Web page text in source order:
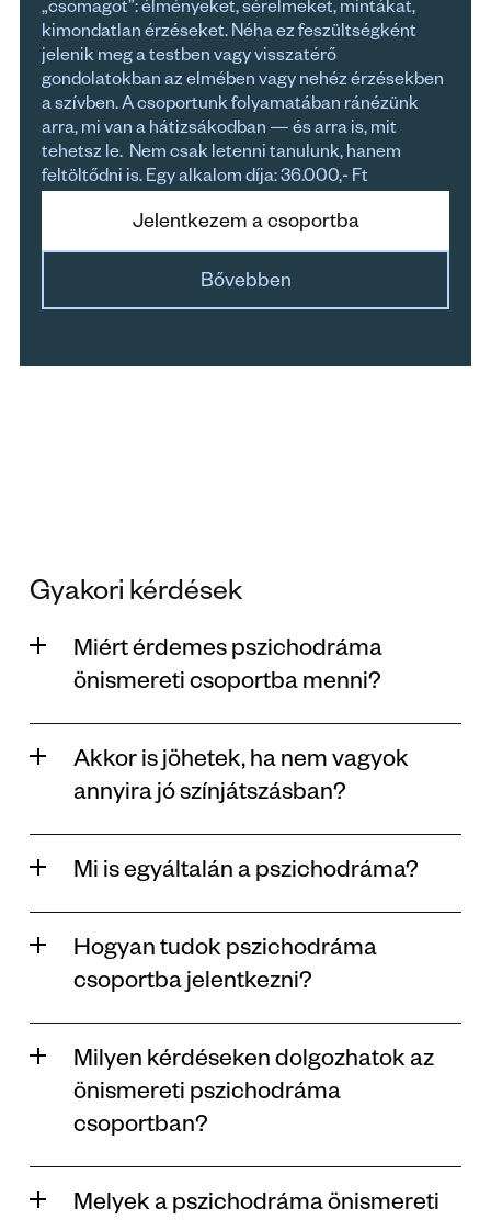
„csomagot”: élményeket, sérelmeket, mintákat,
kimondatlan érzéseket. Néha ez feszültségként
jelenik meg a testben vagy visszatérő
gondolatokban az elmében vagy nehéz érzésekben
a szívben. A csoportunk folyamatában ránézünk
arra, mi van a hátizsákodban — és arra is, mit
tehetsz le.  Nem csak letenni tanulunk, hanem
feltöltődni is. Egy alkalom díja: 36.000,- Ft
Jelentkezem a csoportba
Bővebben
Gyakori kérdések
Akkor is jöhetek, ha nem vagyok
annyira jó színjátszásban?
Milyen kérdéseken dolgozhatok az
önismereti pszichodráma
csoportban?
Hogyan tudok pszichodráma
csoportba jelentkezni?
Melyek a pszichodráma önismereti
Mi is egyáltalán a pszichodráma?
Miért érdemes pszichodráma
önismereti csoportba menni?